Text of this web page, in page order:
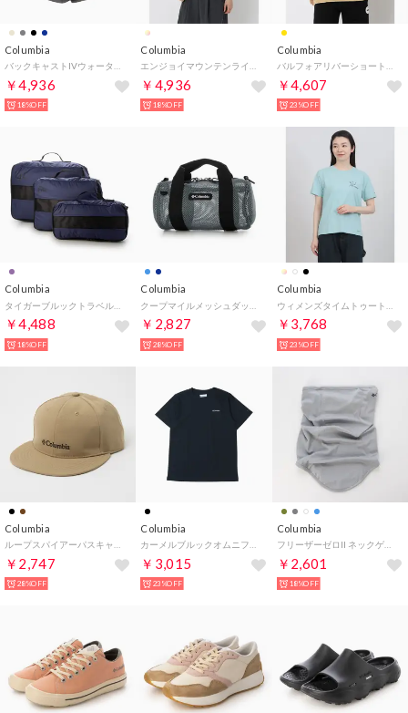
Columbia
￥4,936
18%OFF
Columbia
￥4,936
18%OFF
Columbia
￥4,607
23%OFF
Columbia
￥4,488
18%OFF
Columbia
￥2,827
28%OFF
Columbia
￥3,768
23%OFF
Columbia
￥2,747
28%OFF
Columbia
￥3,015
23%OFF
Columbia
フリーザーゼロII ネックゲイター【返品不可商品】 （Grey）
￥2,601
18%OFF